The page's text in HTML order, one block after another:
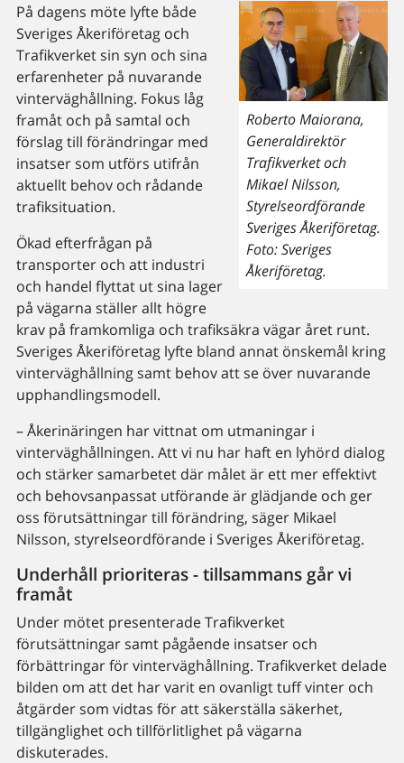
Roberto Maiorana,
Generaldirektör
Trafikverket och
Mikael Nilsson,
Styrelseordförande
Sveriges Åkeriföretag.
Foto: Sveriges
Åkeriföretag.
På dagens möte lyfte både
Sveriges Åkeriföretag och
Trafikverket sin syn och sina
erfarenheter på nuvarande
vinterväghållning. Fokus låg
framåt och på samtal och
förslag till förändringar med
insatser som utförs utifrån
aktuellt behov och rådande
trafiksituation.
Ökad efterfrågan på
transporter och att industri
och handel flyttat ut sina lager
på vägarna ställer allt högre
krav på framkomliga och trafiksäkra vägar året runt.
Sveriges Åkeriföretag lyfte bland annat önskemål kring
vinterväghållning samt behov att se över nuvarande
upphandlingsmodell.
– Åkerinäringen har vittnat om utmaningar i
vinterväghållningen. Att vi nu har haft en lyhörd dialog
och stärker samarbetet där målet är ett mer effektivt
och behovsanpassat utförande är glädjande och ger
oss förutsättningar till förändring, säger Mikael
Nilsson, styrelseordförande i Sveriges Åkeriföretag.
Underhåll prioriteras - tillsammans går vi
framåt
Under mötet presenterade Trafikverket
förutsättningar samt pågående insatser och
förbättringar för vinterväghållning. Trafikverket delade
bilden om att det har varit en ovanligt tuff vinter och
åtgärder som vidtas för att säkerställa säkerhet,
tillgänglighet och tillförlitlighet på vägarna
diskuterades.